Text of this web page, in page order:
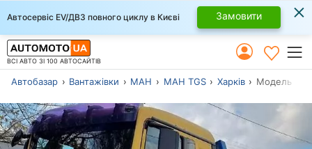
Автосервіс EV/ДВЗ повного циклу в Києві Замовити ×
ВСІ АВТО ЗІ 100 АВТОСАЙТІВ
Автобазар Вантажівки МАН МАН TGS Харків Модель